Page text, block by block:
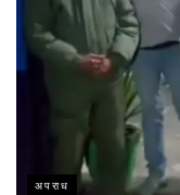
अपराध